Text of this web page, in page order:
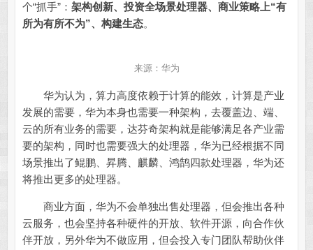
个“抓手”： 架构创新、投资全场景处理器、商业策略上“有
所为有所不为”、构建生态。
来源：华为
华为认为，算力高度依赖于计算的能效，计算是产业
发展的需要，华为本身也需要一种架构，去覆盖边、端、
云的所有业务的需要，达芬奇架构就是能够满足各产业需
要的架构，同时也需要强大的处理器，华为已经根据不同
场景推出了鲲鹏、昇腾、麒麟、鸿鹄四款处理器，华为还
将推出更多的处理器。
商业方面，华为不会单独出售处理器，但会推出各种
云服务，也会坚持各种硬件的开放、软件开源，向合作伙
伴开放，另外华为不做应用，但会投入专门团队帮助伙伴